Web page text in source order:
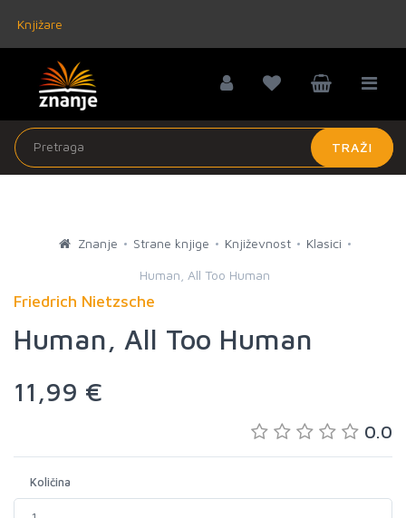
Knjižare
TRAŽI
Znanje Strane knjige Književnost Klasici
Human, All Too Human
Friedrich Nietzsche
Human, All Too Human
11,99 €
0.0
Količina